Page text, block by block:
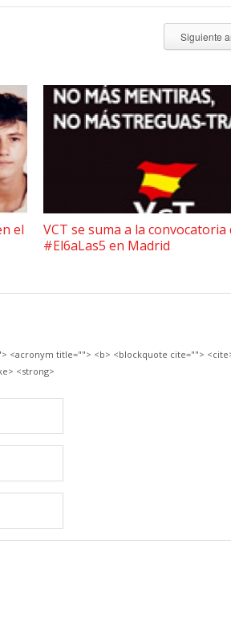
Siguiente
el
VCT se suma a la convocatoria
#El6aLas5 en Madrid
<acronym title=""> <b> <blockquote cite="">
<strong>